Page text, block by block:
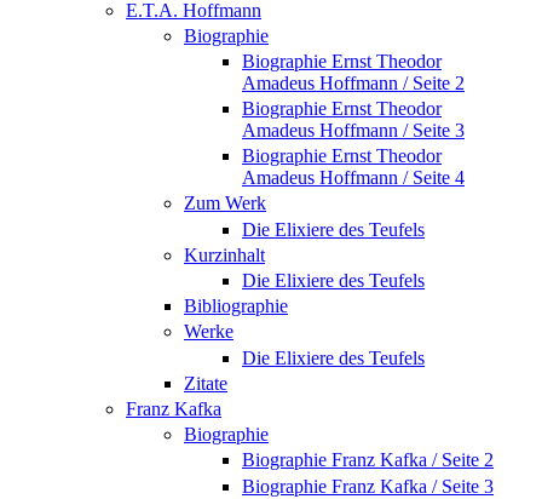
E.T.A. Hoffmann
Biographie
Biographie Ernst Theodor
Amadeus Hoffmann / Seite 2
Biographie Ernst Theodor
Amadeus Hoffmann / Seite 3
Biographie Ernst Theodor
Amadeus Hoffmann / Seite 4
Zum Werk
Die Elixiere des Teufels
Kurzinhalt
Die Elixiere des Teufels
Bibliographie
Werke
Die Elixiere des Teufels
Zitate
Franz Kafka
Biographie
Biographie Franz Kafka / Seite 2
Biographie Franz Kafka / Seite 3